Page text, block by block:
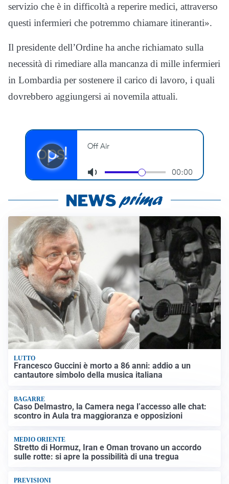
servizio che è in difficoltà a reperire medici, attraverso
questi infermieri che potremmo chiamare itineranti».
Il presidente dell’Ordine ha anche richiamato sulla
necessità di rimediare alla mancanza di mille infermieri
in Lombardia per sostenere il carico di lavoro, i quali
dovrebbero aggiungersi ai novemila attuali.
LUTTO
Francesco Guccini è morto a 86 anni: addio a un
cantautore simbolo della musica italiana
BAGARRE
Caso Delmastro, la Camera nega l’accesso alle chat:
scontro in Aula tra maggioranza e opposizioni
MEDIO ORIENTE
Stretto di Hormuz, Iran e Oman trovano un accordo
sulle rotte: si apre la possibilità di una tregua
PREVISIONI